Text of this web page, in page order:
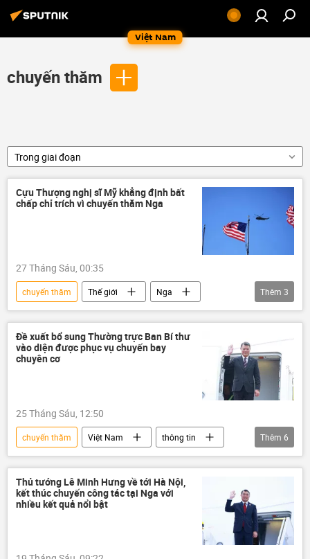
Việt Nam
chuyến thăm
Trong giai đoạn
Cựu Thượng nghị sĩ Mỹ khẳng định bất
chấp chỉ trích vì chuyến thăm Nga
27 Tháng Sáu, 00:35
chuyến thăm Thế giới
Nga
Hoa Kỳ
hợp tác quan hệ quốc tế
Thêm 3
Đề xuất bổ sung Thường trực Ban Bí thư
vào diện được phục vụ chuyến bay
chuyên cơ
25 Tháng Sáu, 12:50
chuyến thăm Việt Nam
thông tin
hàng không
Cảng hàng không Việt Nam (ACV)
Hàng Không Việt Nam
cảng hàng không
Thêm 6
Thủ tướng Lê Minh Hưng về tới Hà Nội,
kết thúc chuyến công tác tại Nga với
nhiều kết quả nổi bật